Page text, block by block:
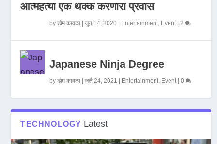
आत्महत्या एक थक्क करणारा प्रवास
byडोम कावळा |जून 14, 2020 Entertainment, Event|2
Japanese Ninja Degree
byडोम कावळा |जुलै 24, 2021 Entertainment, Event|0
TECHNOLOGY Latest